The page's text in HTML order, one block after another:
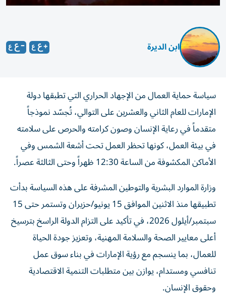
ابن الديرة
سياسة حماية العمال من الإجهاد الحراري التي تطبقها دولة
الإمارات للعام الثاني والعشرين على التوالي، تُجسّد نموذجاً
متقدماً في رعاية الإنسان وصون كرامته والحرص على سلامته
في بيئة العمل، كونها تحظر العمل تحت أشعة الشمس وفي
الأماكن المكشوفة من الساعة 12:30 ظهراً وحتى الثالثة عصراً.
وزارة الموارد البشرية والتوطين المشرفة على هذه السياسة بدأت
تطبيقها منذ الاثنين الموافق 15 يونيو/حزيران وتستمر حتى 15
سبتمبر/أيلول 2026، في تأكيد على التزام الدولة الراسخ بترسيخ
أعلى معايير الصحة والسلامة المهنية، وتعزيز جودة الحياة
للعمال، بما ينسجم مع رؤية الإمارات في بناء سوق عمل
تنافسي ومستدام، يوازن بين متطلبات التنمية الاقتصادية
وحقوق الإنسان.